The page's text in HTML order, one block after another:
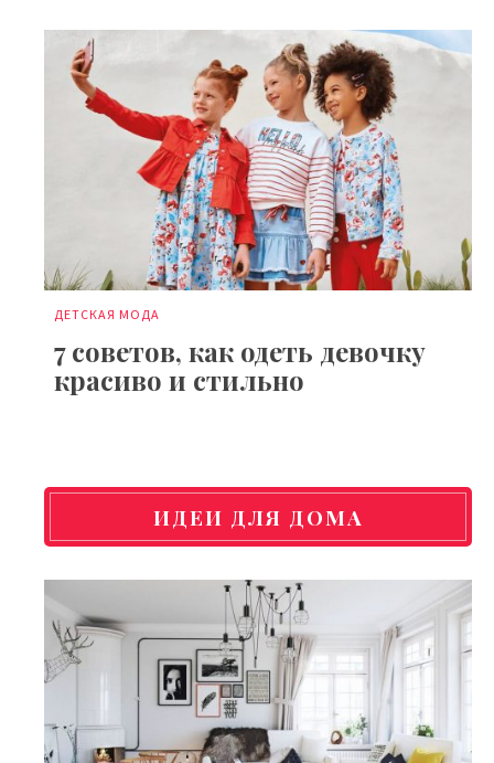
ДЕТСКАЯ МОДА
7 советов, как одеть девочку
красиво и стильно
ИДЕИ ДЛЯ ДОМА